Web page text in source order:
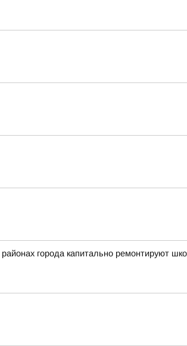
города капитально ремонтируют